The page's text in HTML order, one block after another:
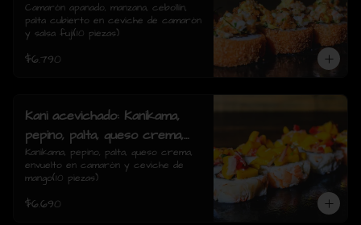
palta cubierto en ceviche de
camarón y salsa fuji(10
Camarón apanado, manzana, cebollín,
palta cubierto en ceviche de camarón
y salsa fuji(10 piezas)
$6.790
Kani acevichado: Kanikama,
pepino, palta, queso crema,
envuelto en camarón y
ceviche de mango(10 piezas)
Kanikama, pepino, palta, queso crema,
envuelto en camarón y ceviche de
mango(10 piezas)
$6.690